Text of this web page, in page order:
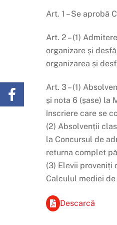
Art. 1 – Se aprobă
Art. 2 – (1)
organizare și
organizarea și
Art. 3 – (1)
și nota 6 (șase) la
înscriere care se
(2) Absolvenții
la Concursul de
returna complet
(3) Elevii proveniți
Calculul mediei
Descarcă